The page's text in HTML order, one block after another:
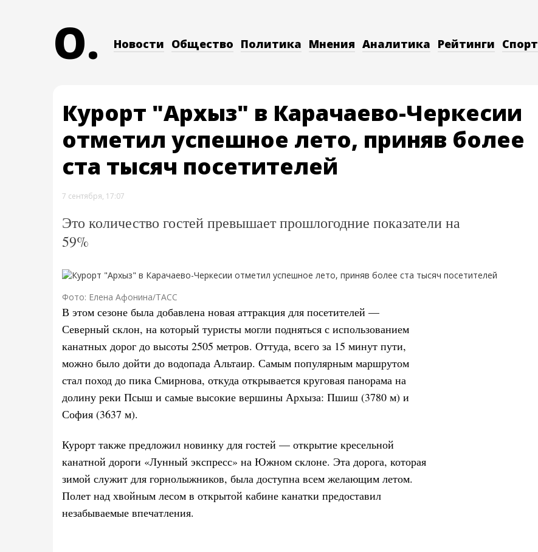
O. Новости Общество Политика Мнения Аналитика Рейтинги Спорт
Курорт "Архыз" в Карачаево-Черкесии
отметил успешное лето, приняв более
ста тысяч посетителей
7 сентября, 17:07
Это количество гостей превышает прошлогодние показатели на
59%
Фото: Елена Афонина/ТАСС
В этом сезоне была добавлена новая аттракция для посетителей —
Северный склон, на который туристы могли подняться с использованием
канатных дорог до высоты 2505 метров. Оттуда, всего за 15 минут пути,
можно было дойти до водопада Альтаир. Самым популярным маршрутом
стал поход до пика Смирнова, откуда открывается круговая панорама на
долину реки Псыш и самые высокие вершины Архыза: Пшиш (3780 м) и
София (3637 м).
Курорт также предложил новинку для гостей — открытие кресельной
канатной дороги «Лунный экспресс» на Южном склоне. Эта дорога, которая
зимой служит для горнолыжников, была доступна всем желающим летом.
Полет над хвойным лесом в открытой кабине канатки предоставил
незабываемые впечатления.